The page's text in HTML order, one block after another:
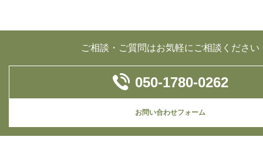
ご相談・ご質問はお気軽にご相談ください
050-1780-0262
お問い合わせフォーム